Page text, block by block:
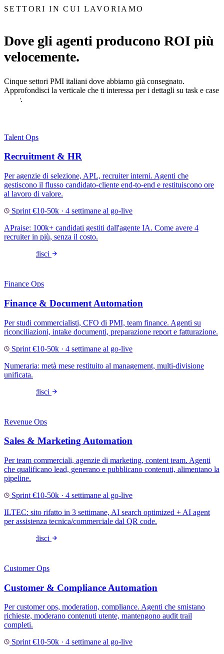
SETTORI IN CUI LAVORIAMO
Dove gli agenti producono ROI più
velocemente.
Cinque settori PMI italiani dove abbiamo già consegnato.
Approfondisci la verticale che ti interessa per i dettagli su task e case
study.
Talent Ops
Recruitment & HR
Per agenzie di selezione, APL, recruiter interni. Agenti che
gestiscono il flusso candidato-cliente end-to-end e restituiscono ore
al lavoro di valore.
Sprint €10-50k · 4 settimane al go-live
APraise: 100k+ candidati gestiti dall'agente IA. Come avere 4
recruiter in più, senza il costo.
Approfondisci
Finance Ops
Finance & Document Automation
Per studi commercialisti, CFO di PMI, team finance. Agenti su
riconciliazioni, intake documenti, preparazione report e fatturazione.
Sprint €10-50k · 4 settimane al go-live
Numeraria: metà mese restituito al management, multi-divisione
unificata.
Approfondisci
Revenue Ops
Sales & Marketing Automation
Per team commerciali, agenzie di marketing, content team. Agenti
che qualificano lead, generano e pubblicano contenuti, alimentano la
pipeline.
Sprint €10-50k · 4 settimane al go-live
ILTEC: sito rifatto in 3 settimane, AI search optimized + AI agent
per assistenza tecnica/commerciale dal QR code.
Approfondisci
Customer Ops
Customer & Compliance Automation
Per customer ops, moderation, compliance. Agenti che smistano
richieste, moderano contenuti utente, mantengono audit trail
completi.
Sprint €10-50k · 4 settimane al go-live